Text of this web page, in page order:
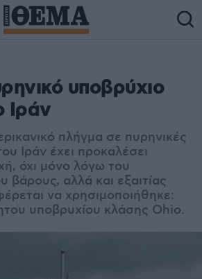
υποβρύχιο
Ιράν
πλήγμα σε πυρηνικές
Ιράν έχει προκαλέσει
όχι μόνο λόγω του
βάρους, αλλά και εξαιτίας
να χρησιμοποιήθηκε:
υποβρυχίου κλάσης Ohio.